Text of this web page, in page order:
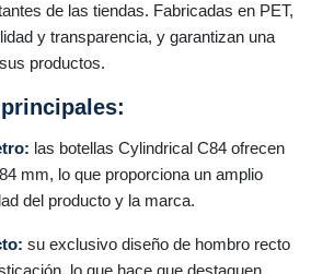
de las tiendas. Fabricadas en PET,
y transparencia, y garantizan una
productos.
las botellas Cylindrical C84 ofrecen
mm, lo que proporciona un amplio
del producto y la marca.
su exclusivo diseño de hombro recto
lo que hace que destaquen